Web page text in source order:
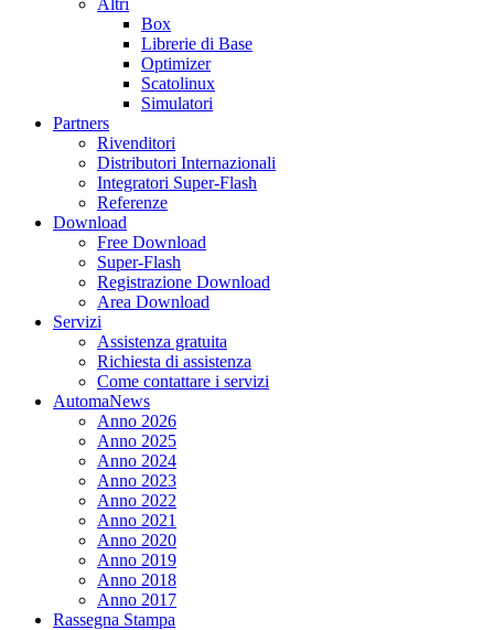
Altri
Box
Librerie di Base
Optimizer
Scatolinux
Simulatori
Partners
Rivenditori
Distributori Internazionali
Integratori Super-Flash
Referenze
Download
Free Download
Super-Flash
Registrazione Download
Area Download
Servizi
Assistenza gratuita
Richiesta di assistenza
Come contattare i servizi
AutomaNews
Anno 2026
Anno 2025
Anno 2024
Anno 2023
Anno 2022
Anno 2021
Anno 2020
Anno 2019
Anno 2018
Anno 2017
Rassegna Stampa